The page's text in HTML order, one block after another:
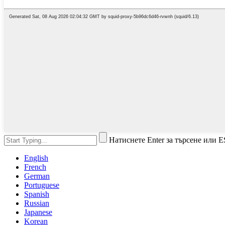
Натиснете Enter за търсене или
English
French
German
Portuguese
Spanish
Russian
Japanese
Korean